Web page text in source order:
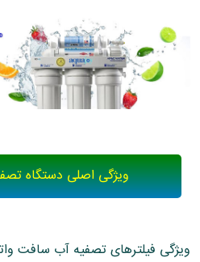
ویژگی اصلی دستگاه
ویژگی فیلترهای تصفیه آب سافت